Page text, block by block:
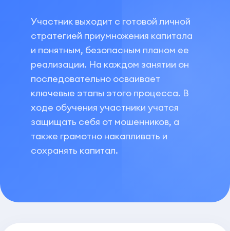
Участник выходит с готовой личной
стратегией приумножения капитала
и понятным, безопасным планом ее
реализации. На каждом занятии он
последовательно осваивает
ключевые этапы этого процесса. В
ходе обучения участники учатся
защищать себя от мошенников, а
также грамотно накапливать и
сохранять капитал.